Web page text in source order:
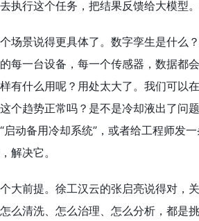
执行这个任务，把结果反馈给大模型
场景说得更具体了。数字孪生是什么
每一台设备，每一个传感器，数据都
有什么用呢？用处太大了。我们可以
个趋势正常吗？是不是冷却液出了问
动备用冷却系统”，或者给工程师发
解决它。
大前提。徐工汉云的张启亮说得对
么清洗、怎么治理、怎么分析，都